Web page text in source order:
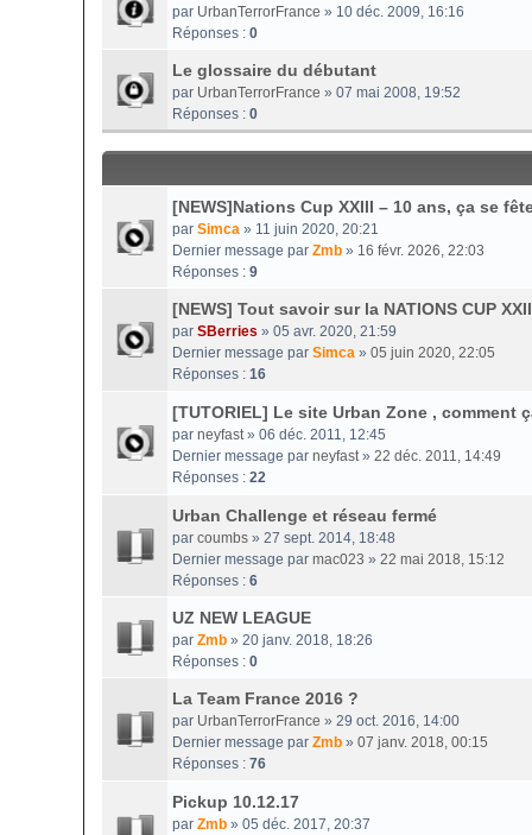
par UrbanTerrorFrance » 10 déc. 2009, 16:16
Réponses : 0
Le glossaire du débutant
par UrbanTerrorFrance » 07 mai 2008, 19:52
Réponses : 0
[NEWS]Nations Cup XXIII – 10 ans, ça se
par Simca » 11 juin 2020, 20:21
Dernier message par Zmb » 16 févr. 2026, 22:03
Réponses : 9
[NEWS] Tout savoir sur la NATIONS CUP
par SBerries » 05 avr. 2020, 21:59
Dernier message par Simca » 05 juin 2020, 22:05
Réponses : 16
[TUTORIEL] Le site Urban Zone , comment
par neyfast» 06 déc. 2011, 12:45
Dernier message par neyfast» 22 déc. 2011, 14:49
Réponses : 22
Urban Challenge et réseau fermé
par coumbs » 27 sept. 2014, 18:48
Dernier message par mac023 » 22 mai 2018, 15:12
Réponses : 6
UZ NEW LEAGUE
par Zmb » 20 janv. 2018, 18:26
Réponses : 0
La Team France 2016 ?
par UrbanTerrorFrance » 29 oct. 2016, 14:00
Dernier message par Zmb » 07 janv. 2018, 00:15
Réponses : 76
Pickup 10.12.17
par Zmb » 05 déc. 2017, 20:37